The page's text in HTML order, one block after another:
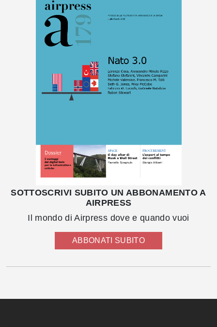
SOTTOSCRIVI SUBITO UN ABBONAMENTO A
AIRPRESS
Il mondo di Airpress dove e quando vuoi
ABBONATI SUBITO